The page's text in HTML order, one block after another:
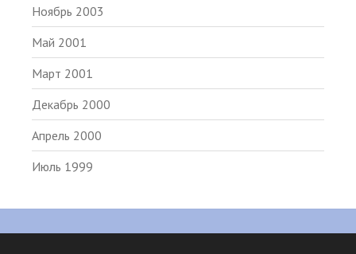
Ноябрь 2003
Май 2001
Март 2001
Декабрь 2000
Апрель 2000
Июль 1999